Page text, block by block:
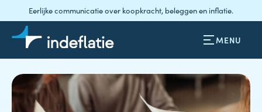
Eerlijke communicatie over koopkracht, beleggen en inflatie.
MENU